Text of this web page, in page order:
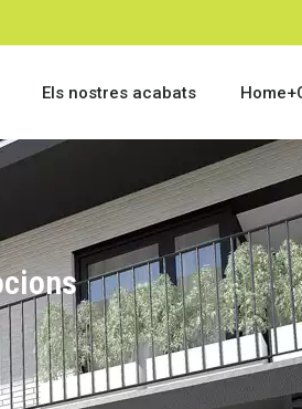
Els nostres acabats